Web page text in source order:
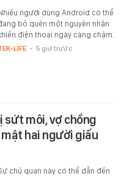
người dùng Android có thể
bỏ quên một nguyên nhân
điện thoại ngày càng chậm.
LIFE - 5 giờ trước
sứt môi, vợ chồng
mật hai người giấu
chủ quan này có thể dẫn đến